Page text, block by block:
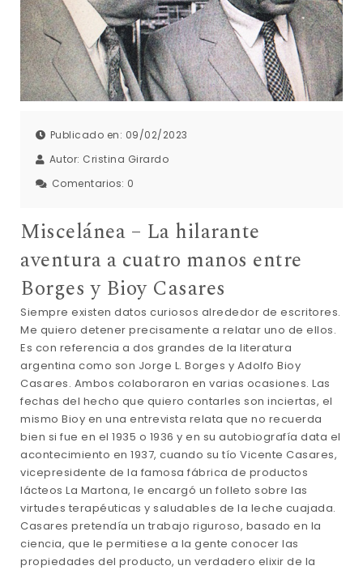
Publicado en: 09/02/2023
Autor: Cristina Girardo
Comentarios: 0
Miscelánea – La hilarante
aventura a cuatro manos entre
Borges y Bioy Casares
Siempre existen datos curiosos alrededor de escritores.
Me quiero detener precisamente a relatar uno de ellos.
Es con referencia a dos grandes de la literatura
argentina como son Jorge L. Borges y Adolfo Bioy
Casares. Ambos colaboraron en varias ocasiones. Las
fechas del hecho que quiero contarles son inciertas, el
mismo Bioy en una entrevista relata que no recuerda
bien si fue en el 1935 o 1936 y en su autobiografía data el
acontecimiento en 1937, cuando su tío Vicente Casares,
vicepresidente de la famosa fábrica de productos
lácteos La Martona, le encargó un folleto sobre las
virtudes terapéuticas y saludables de la leche cuajada.
Casares pretendía un trabajo riguroso, basado en la
ciencia, que le permitiese a la gente conocer las
propiedades del producto, un verdadero elixir de la